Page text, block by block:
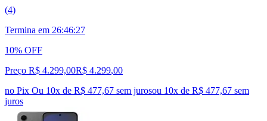
(4)
Termina em 26:46:26
10% OFF
Preço R$ 4.299,00R$ 4.299,00
no Pix Ou 10x de R$ 477,67 sem jurosou 10x de R$ 477,67 sem
juros